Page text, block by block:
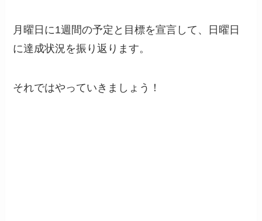
月曜日に1週間の予定と目標を宣言して、日曜日
に達成状況を振り返ります。
それではやっていきましょう！